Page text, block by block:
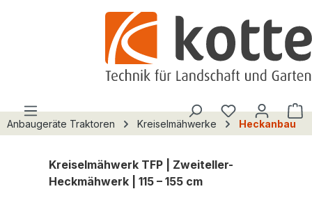
Du hast 0
Anbaugeräte Traktoren Kreiselmähwerke Heckanbau
Kreiselmähwerk TFP | Zweiteller-
Heckmähwerk | 115 – 155 cm